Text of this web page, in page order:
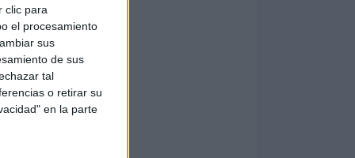
clic para
el procesamiento
sus
de sus
tal
o retirar su
en la parte